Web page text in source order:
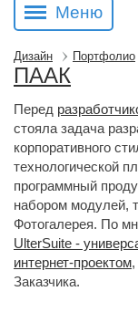
Меню
Дизайн Портфолио
ПААК
Перед
стояла задача
корпоративного
технологической
программный
набором модулей,
Фотогалерея. По
UlterSuite -
интернет-проектом
Заказчика.